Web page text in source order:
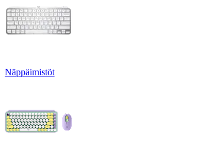
Näppäimistöt